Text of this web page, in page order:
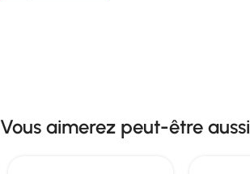
Vous aimerez peut-être aussi